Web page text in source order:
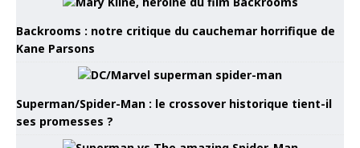
Backrooms : notre critique du cauchemar horrifique de
Kane Parsons
Superman/Spider-Man : le crossover historique tient-il
ses promesses ?